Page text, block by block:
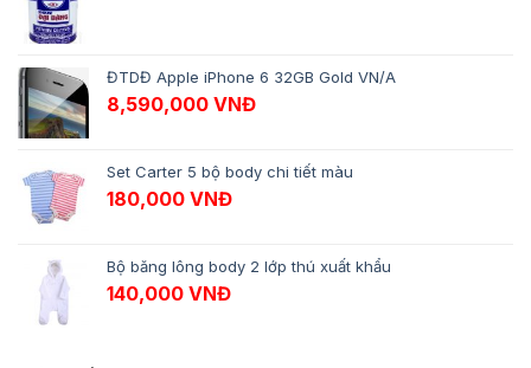
ĐTDĐ Apple iPhone 6 32GB Gold VN/A
8,590,000 VNĐ
Set Carter 5 bộ body chi tiết màu
180,000 VNĐ
Bộ băng lông body 2 lớp thú xuất khẩu
140,000 VNĐ